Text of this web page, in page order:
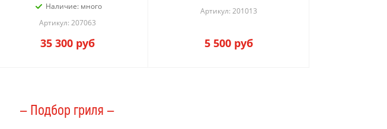
Наличие: много
Артикул: 207063
35 300 руб
Артикул: 201013
5 500 руб
— Подбор гриля —